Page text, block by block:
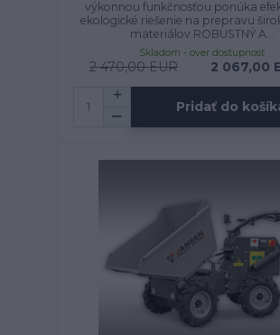
výkonnou funkčnosťou ponúka
ekologické riešenie na prepravu
materiálov.ROBUSTNÝ A...
2 470,00 EUR 2 067,00
Skladom - over dostupnosť
Pridať do